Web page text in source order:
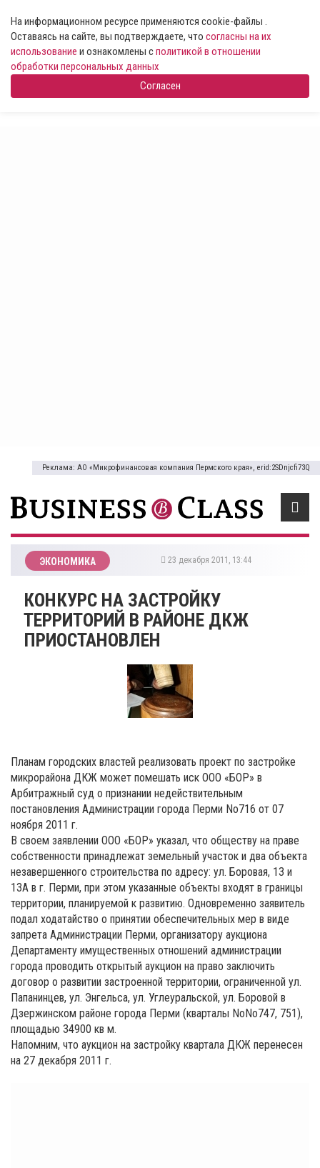
На информационном ресурсе применяются cookie-файлы .
Оставаясь на сайте, вы подтверждаете, что согласны на их
использование и ознакомлены сполитикой в отношении
обработки персональных данных
Согласен
Реклама: АО «Микрофинансовая компания Пермского края», erid:2SDnjcfi73Q
ЭКОНОМИКА 23 декабря 2011, 13:44
КОНКУРС НА ЗАСТРОЙКУ
ТЕРРИТОРИЙ В РАЙОНЕ ДКЖ
ПРИОСТАНОВЛЕН
Планам городских властей реализовать проект по застройке
микрорайона ДКЖ может помешать иск ООО «БОР» в
Арбитражный суд о признании недействительным
постановления Администрации города Перми No716 от 07
ноября 2011 г.
В своем заявлении ООО «БОР» указал, что обществу на праве
собственности принадлежат земельный участок и два объекта
незавершенного строительства по адресу: ул. Боровая, 13 и
13А в г. Перми, при этом указанные объекты входят в границы
территории, планируемой к развитию. Одновременно заявитель
подал ходатайство о принятии обеспечительных мер в виде
запрета Администрации Перми, организатору аукциона
Департаменту имущественных отношений администрации
города проводить открытый аукцион на право заключить
договор о развитии застроенной территории, ограниченной ул.
Папанинцев, ул. Энгельса, ул. Углеуральской, ул. Боровой в
Дзержинском районе города Перми (кварталы NoNo747, 751),
площадью 34900 кв м.
Напомним, что аукцион на застройку квартала ДКЖ перенесен
на 27 декабря 2011 г.